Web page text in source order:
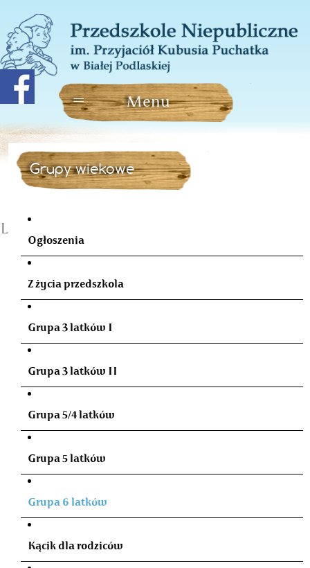
Grupy wiekowe
Lutowi Jubilaci
Ogłoszenia
Z życia przedszkola
Grupa 3 latków I
Grupa 3 latków II
Grupa 5/4 latków
Grupa 5 latków
Grupa 6 latków
Kącik dla rodziców